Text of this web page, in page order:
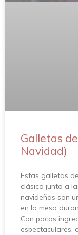
Galletas
Navidad)
Estas galletas
clásico junto a
navideñas son
en la mesa
Con pocos
espectaculares,